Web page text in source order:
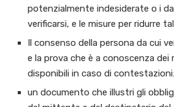
potenzialmente indesiderate o i
verificarsi, e le misure per ridurre
Il consenso della persona da cui
e la prova che è a conoscenza dei
disponibili in caso di
un documento che illustri gli